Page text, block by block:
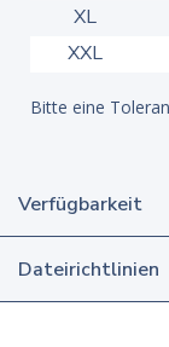
XL
XXL
Bitte eine
Verfügbarkeit
Dateirichtlinien